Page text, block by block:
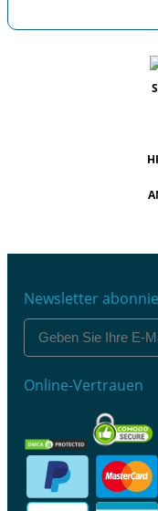
Newsletter
Online-Vertrauen